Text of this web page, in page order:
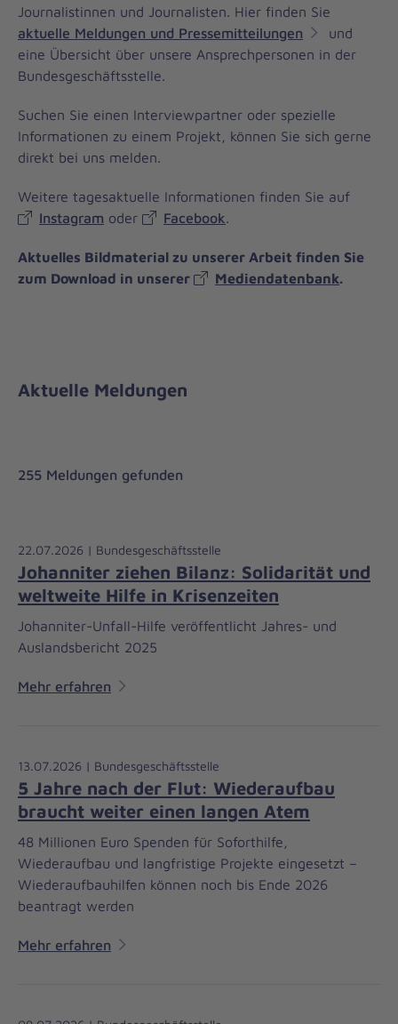
Journalistinnen und Journalisten. Hier finden Sie
aktuelle Meldungen und Pressemitteilungen
und
eine Übersicht über unsere Ansprechpersonen in der
Bundesgeschäftsstelle.
Suchen Sie einen Interviewpartner oder spezielle
Informationen zu einem Projekt, können Sie sich gerne
direkt bei uns melden.
Weitere tagesaktuelle Informationen finden Sie auf
Instagram oder Facebook.
Aktuelles Bildmaterial zu unserer Arbeit finden Sie
zum Download in unserer
Mediendatenbank.
Aktuelle Meldungen
255 Meldungen gefunden
22.07.2026 | Bundesgeschäftsstelle
Johanniter ziehen Bilanz: Solidarität und
weltweite Hilfe in Krisenzeiten
Johanniter-Unfall-Hilfe veröffentlicht Jahres- und
Auslandsbericht 2025
Mehr erfahren
13.07.2026 | Bundesgeschäftsstelle
5 Jahre nach der Flut: Wiederaufbau
braucht weiter einen langen Atem
48 Millionen Euro Spenden für Soforthilfe,
Wiederaufbau und langfristige Projekte eingesetzt –
Wiederaufbauhilfen können noch bis Ende 2026
beantragt werden
Mehr erfahren